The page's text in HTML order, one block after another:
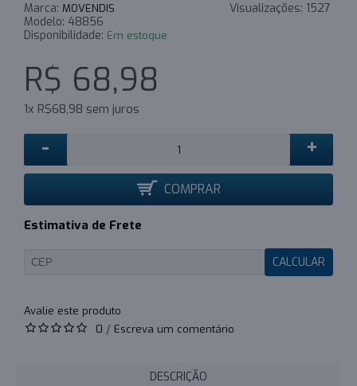
Visualizações: 1527
Marca: MOVENDIS
Modelo: 48856
Disponibilidade: Em estoque
R$ 68,98
1x R$68,98 sem juros
- +
COMPRAR
Estimativa de Frete
CALCULAR
0 / Escreva um comentário
DESCRIÇÃO